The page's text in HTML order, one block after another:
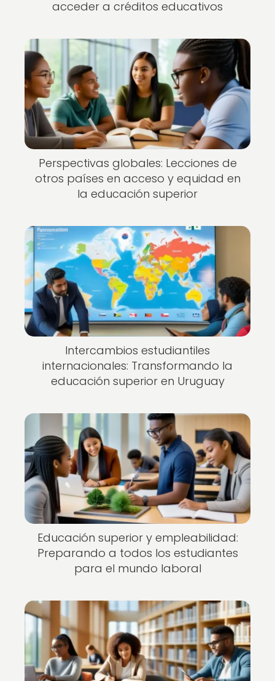
acceder a créditos educativos
Perspectivas globales: Lecciones de
otros países en acceso y equidad en
la educación superior
Intercambios estudiantiles
internacionales: Transformando la
educación superior en Uruguay
Educación superior y empleabilidad:
Preparando a todos los estudiantes
para el mundo laboral